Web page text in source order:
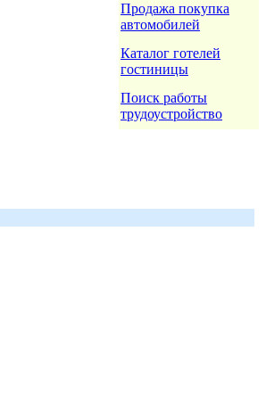
Продажа покупка
автомобилей
Каталог готелей
гостиницы
Поиск работы
трудоустройство